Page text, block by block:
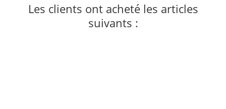
Les clients ont acheté les articles
suivants :